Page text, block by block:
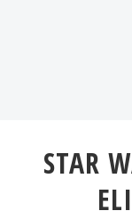
STAR